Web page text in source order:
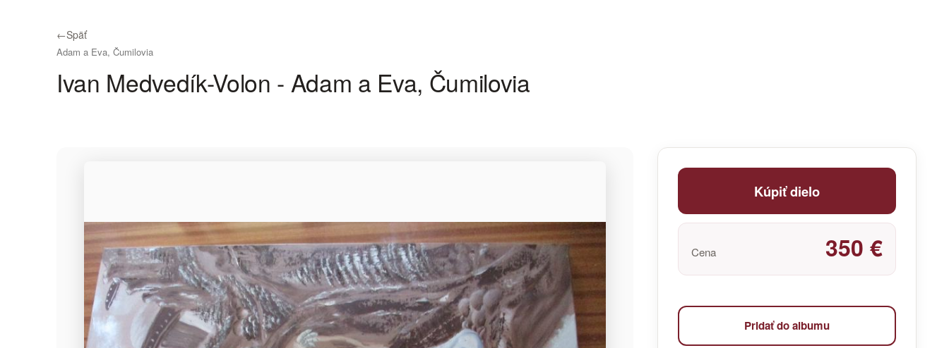
←Späť
Adam a Eva, Čumilovia
Ivan Medvedík-Volon - Adam a Eva, Čumilovia
Kúpiť dielo
Cena 350 €
Pridať do albumu